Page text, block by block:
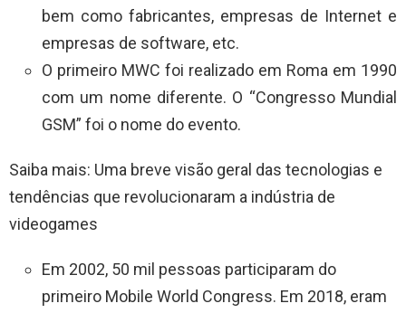
bem como fabricantes, empresas de Internet e
empresas de software, etc.
O primeiro MWC foi realizado em Roma em 1990
com um nome diferente. O “Congresso Mundial
GSM” foi o nome do evento.
Saiba mais: Uma breve visão geral das tecnologias e
tendências que revolucionaram a indústria de
videogames
Em 2002, 50 mil pessoas participaram do
primeiro Mobile World Congress. Em 2018, eram